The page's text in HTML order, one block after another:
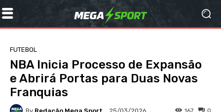
FUTEBOL
NBA Inicia Processo de Expansão
e Abrirá Portas para Duas Novas
Franquias
By Redação Mega Sport 0
167